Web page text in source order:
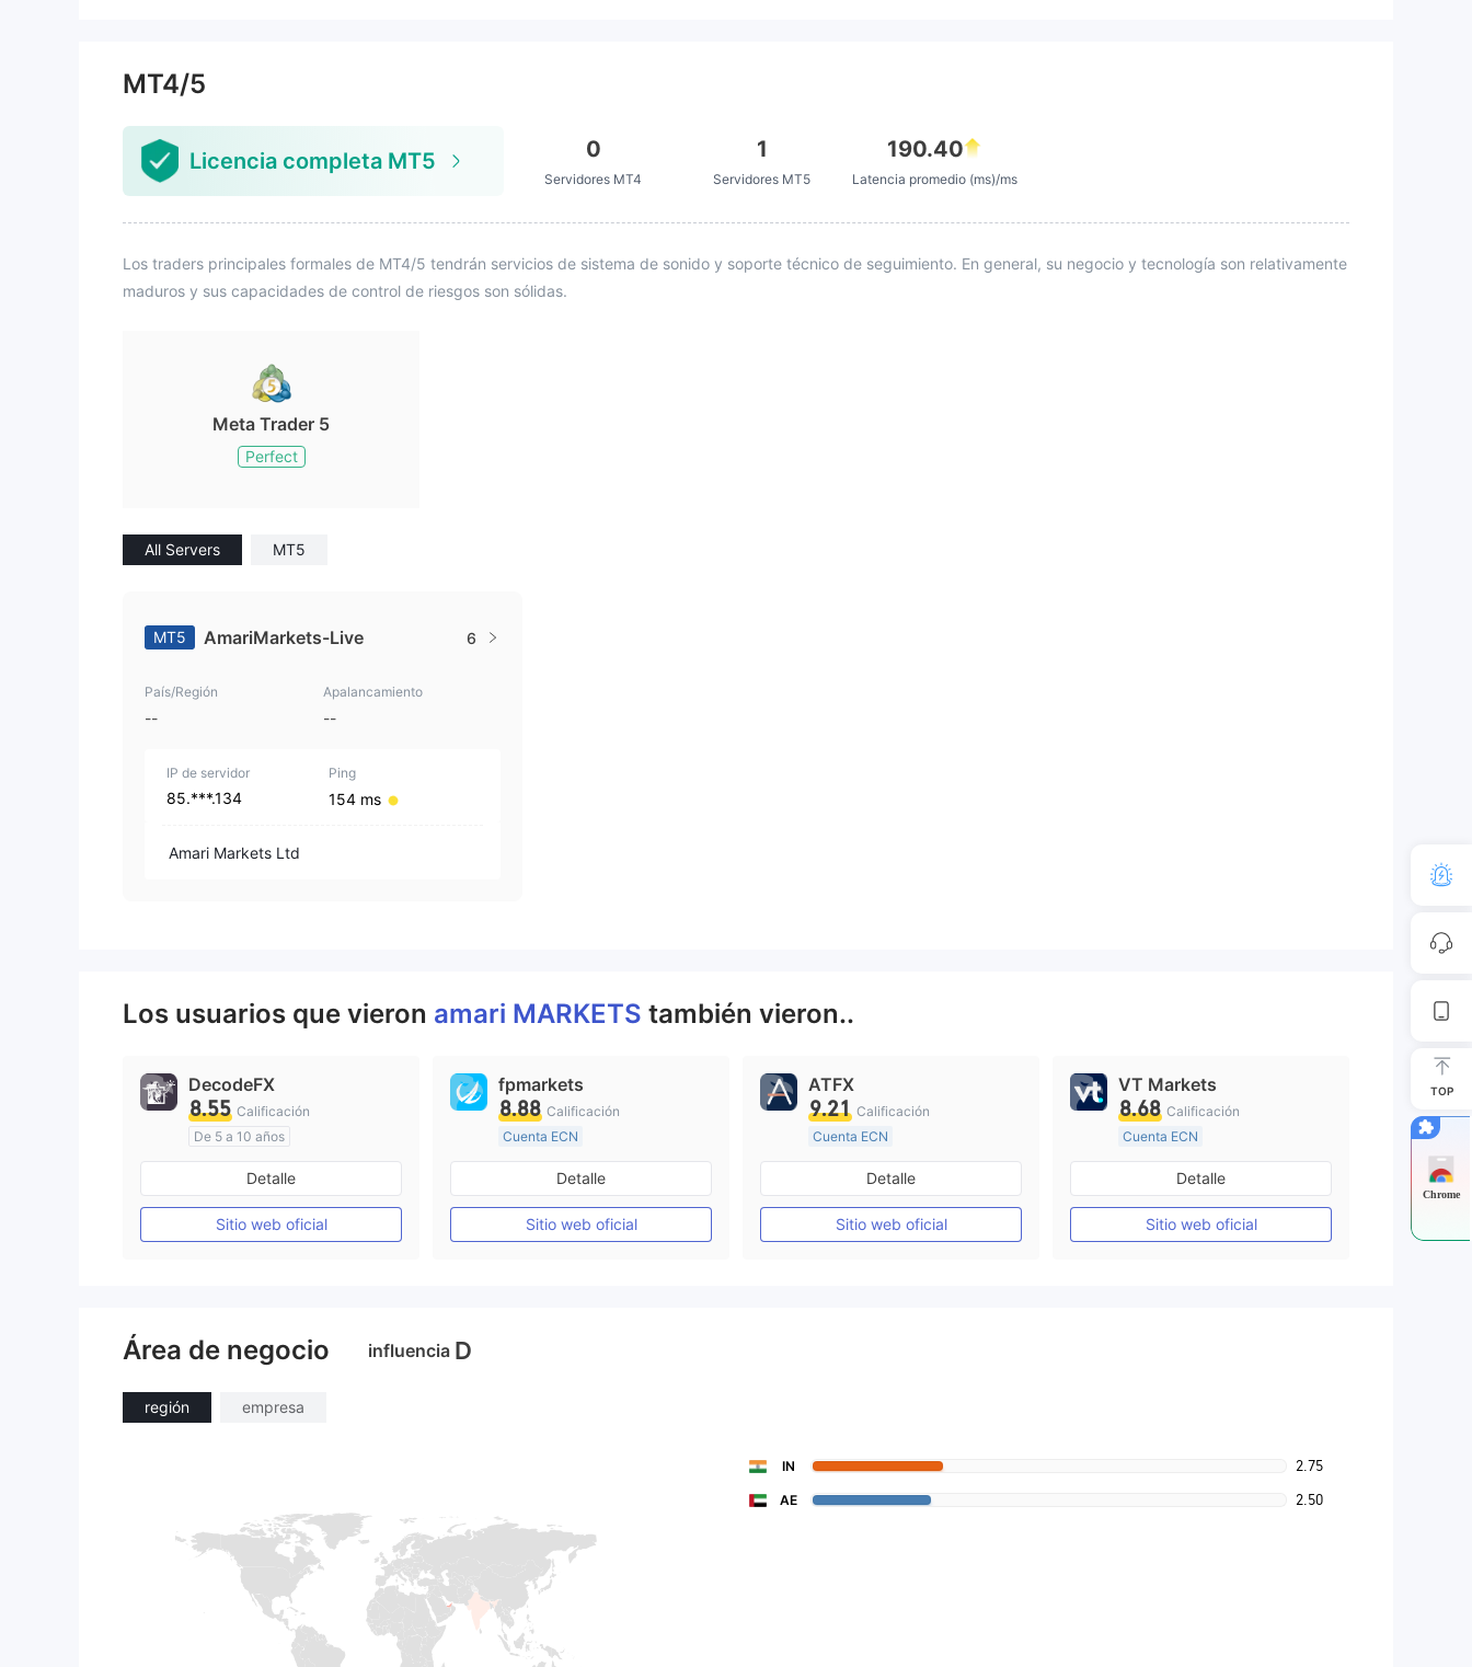
MT4/5
Licencia completa MT5 0
Servidores MT4
1
Servidores MT5
190.40
Latencia promedio (ms)/ms
Los traders principales formales de MT4/5 tendrán servicios de sistema de sonido y soporte técnico de seguimiento. En general, su negocio y tecnología son relativamente
maduros y sus capacidades de control de riesgos son sólidas.
Meta Trader 5
Perfect
All Servers MT5
MT5 AmariMarkets-Live 6
País/Región
--
Apalancamiento
--
IP de servidor
85.***.134
Ping
154 ms
Amari Markets Ltd
Los usuarios que vieron amari MARKETS también vieron..
DecodeFX
8.55 Calificación
De 5 a 10 años
Supervisión en Australia
Licencia completa de MT4
Detalle
Sitio web oficial
fpmarkets
8.88 Calificación
Cuenta ECN
Más de 20 años
Supervisión en Australia
Creación Mercado Forex (MM)
Licencia completa de MT4
Detalle
Sitio web oficial
ATFX
9.21 Calificación
Cuenta ECN
De 10 a 15 años
Supervisión en Australia
Creación Mercado Forex (MM)
Licencia completa de MT4
Detalle
Sitio web oficial
VT Markets
8.68 Calificación
Cuenta ECN
De 10 a 15 años
Supervisión en Australia
Creación Mercado Forex (MM)
Licencia completa de MT4
Detalle
Sitio web oficial
Área de negocio influencia D
región empresa
IN 2.75
AE 2.50
TOP
Chrome